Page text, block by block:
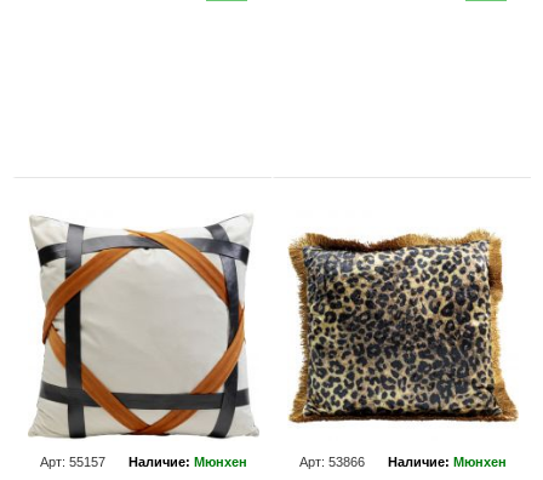
Арт: 55157 Наличие: Мюнхен Арт: 53866 Наличие: Мюнхен